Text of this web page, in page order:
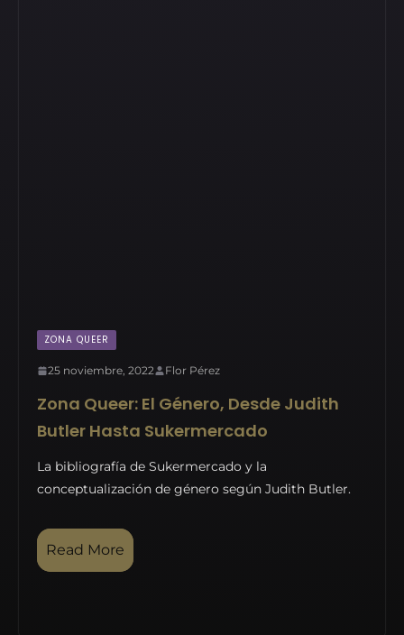
ZONA QUEER
25 noviembre, 2022 Flor Pérez
Zona Queer: El Género, Desde Judith
Butler Hasta Sukermercado
La bibliografía de Sukermercado y la
conceptualización de género según Judith Butler.
Read More